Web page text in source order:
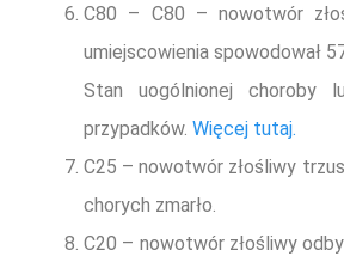
C80 – C80 – nowotwór
umiejscowienia spowodował
Stan uogólnionej choroby
przypadków. Więcej tutaj.
C25 – nowotwór złośliwy
chorych zmarło.
C20 – nowotwór złośliwy